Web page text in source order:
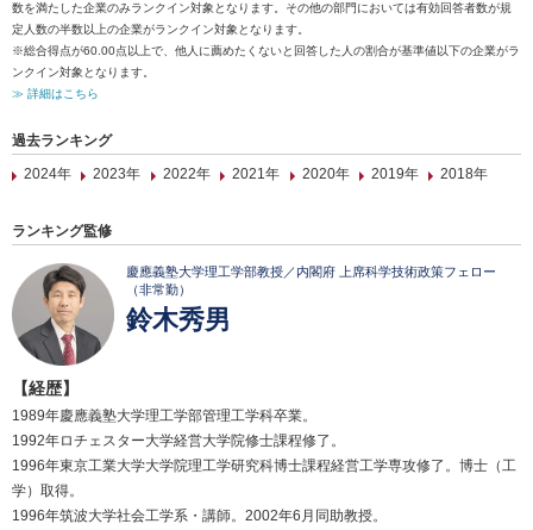
数を満たした企業のみランクイン対象となります。その他の部門においては有効回答者数が規
定人数の半数以上の企業がランクイン対象となります。
※総合得点が60.00点以上で、他人に薦めたくないと回答した人の割合が基準値以下の企業がラ
ンクイン対象となります。
≫ 詳細はこちら
過去ランキング
2024年
2023年 2022年 2021年 2020年 2019年 2018年
ランキング監修
慶應義塾大学理工学部教授／内閣府 上席科学技術政策フェロー
（非常勤）
鈴木秀男
【経歴】
1989年慶應義塾大学理工学部管理工学科卒業。
1992年ロチェスター大学経営大学院修士課程修了。
1996年東京工業大学大学院理工学研究科博士課程経営工学専攻修了。博士（工
学）取得。
1996年筑波大学社会工学系・講師。2002年6月同助教授。